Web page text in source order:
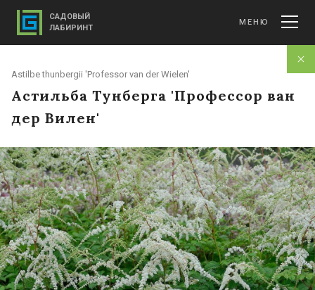
Astilbe thunbergii 'Professor van der Wielen'
Астильба Тунберга 'Профессор ван
дер Вилен'
САДОВЫЙ
ЛАБИРИНТ
МЕНЮ